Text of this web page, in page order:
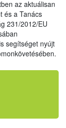
az aktuálisan
és a Tanács
231/2012/EU
segítséget nyújt